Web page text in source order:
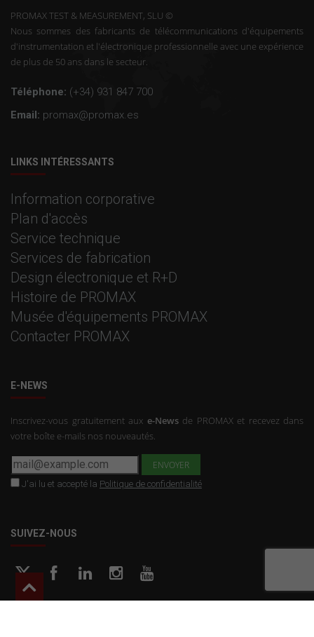
PROMAX TEST & MEASUREMENT, SLU ©
Nous sommes des fabricants de télécommunications d'équipements
d'instrumentation et l'électronique professionnelle avec une expérience
de plus de 50 ans dans le secteur.
Téléphone: (+34) 931 847 700
Email: promax@promax.es
LINKS INTÉRESSANTS
Information corporative
Plan d'accès
Service technique
Services de fabrication
Design électronique et R+D
Histoire de PROMAX
Musée d'équipements PROMAX
Contacter PROMAX
E-NEWS
Inscrivez-vous gratuitement aux e-Newsde PROMAX et recevez dans
votre boîte e-mails nos nouveautés.
J'ai lu et accepté la Politique de confidentialité
SUIVEZ-NOUS